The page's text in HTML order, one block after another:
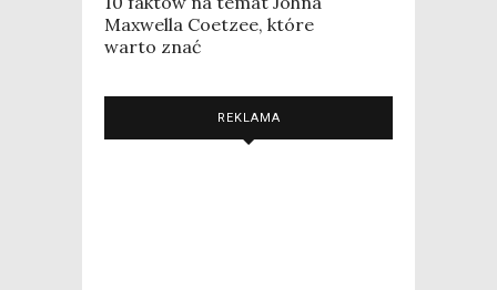
Maxwella Coetzee, które
warto znać
REKLAMA